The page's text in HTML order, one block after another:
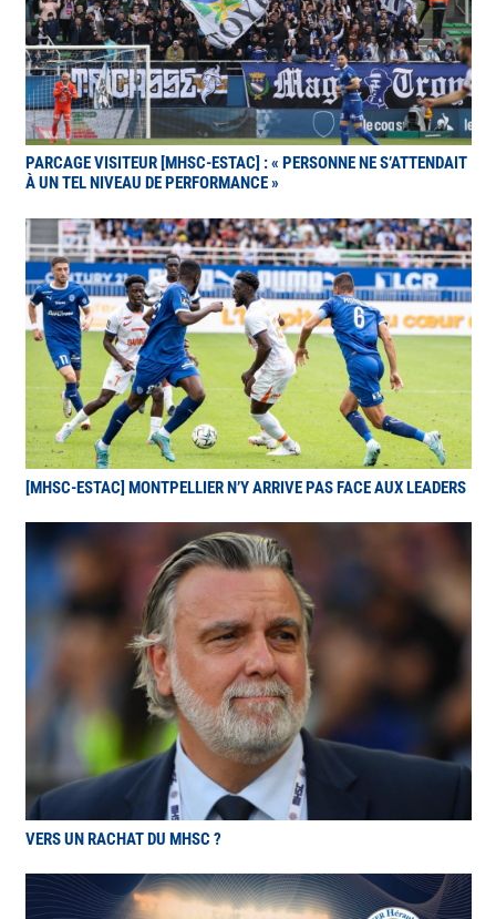
PARCAGE VISITEUR [MHSC-ESTAC] : « PERSONNE NE S’ATTENDAIT
À UN TEL NIVEAU DE PERFORMANCE »
[MHSC-ESTAC] MONTPELLIER N’Y ARRIVE PAS FACE AUX LEADERS
VERS UN RACHAT DU MHSC ?